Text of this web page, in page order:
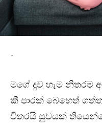
-
මගේ දුව හැම නිතරම
කී පාරක් බෙහෙත්
විතරයි සුවයක්